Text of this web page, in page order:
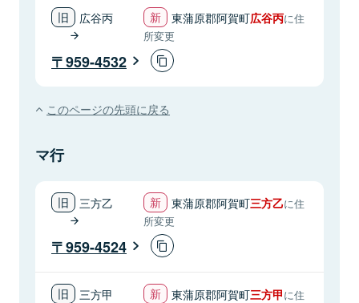
広谷丙 東蒲原郡阿賀町広谷丙に住
所変更
959-4532
このページの先頭に戻る
マ行
三方乙 東蒲原郡阿賀町三方乙に住
所変更
959-4524
三方甲 東蒲原郡阿賀町三方甲に住